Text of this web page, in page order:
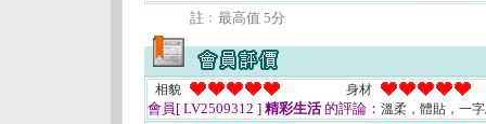
註﹕最高值 5分
相貌 身材
會員[ LV2509312 ] 精彩生活的評論： 溫柔，體貼，一